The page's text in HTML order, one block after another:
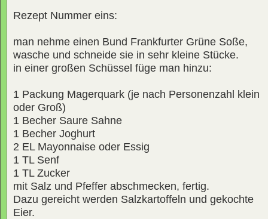
Rezept Nummer eins:
man nehme einen Bund Frankfurter Grüne Soße,
wasche und schneide sie in sehr kleine Stücke.
in einer großen Schüssel füge man hinzu:
1 Packung Magerquark (je nach Personenzahl klein
oder Groß)
1 Becher Saure Sahne
1 Becher Joghurt
2 EL Mayonnaise oder Essig
1 TL Senf
1 TL Zucker
mit Salz und Pfeffer abschmecken, fertig.
Dazu gereicht werden Salzkartoffeln und gekochte
Eier.